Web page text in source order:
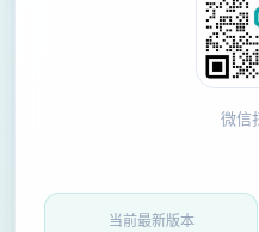
微信
当前最新版本